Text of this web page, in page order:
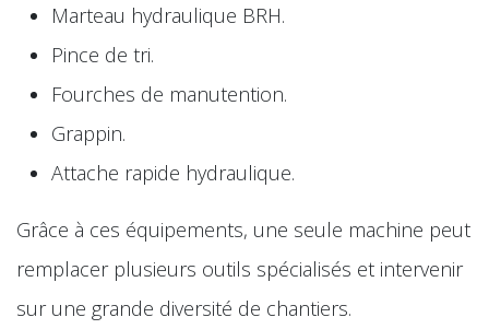
Marteau hydraulique BRH.
Pince de tri.
Fourches de manutention.
Grappin.
Attache rapide hydraulique.
Grâce à ces équipements, une seule machine peut
remplacer plusieurs outils spécialisés et intervenir
sur une grande diversité de chantiers.